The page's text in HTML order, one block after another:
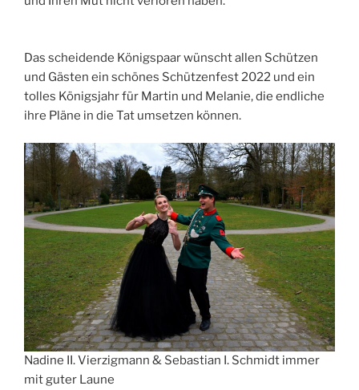
Das scheidende Königspaar wünscht allen Schützen
und Gästen ein schönes Schützenfest 2022 und ein
tolles Königsjahr für Martin und Melanie, die endliche
ihre Pläne in die Tat umsetzen können.
Nadine II. Vierzigmann & Sebastian I. Schmidt immer
mit guter Laune